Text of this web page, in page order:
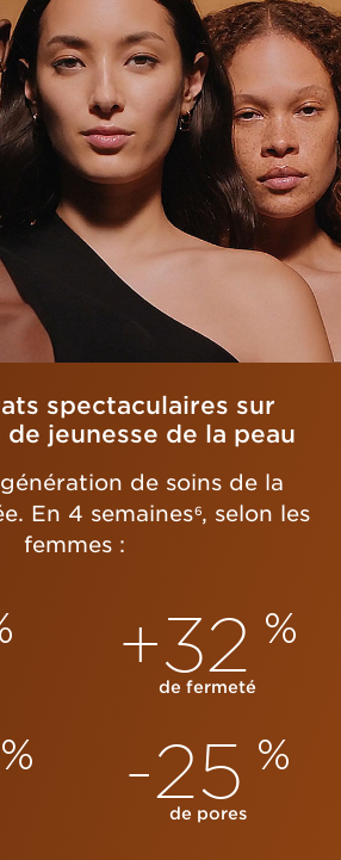
spectaculaires sur
jeunesse de la peau
de soins de la
En 4 semaines6, selon les
femmes :
+32 %
de fermeté
% -25 %
de pores